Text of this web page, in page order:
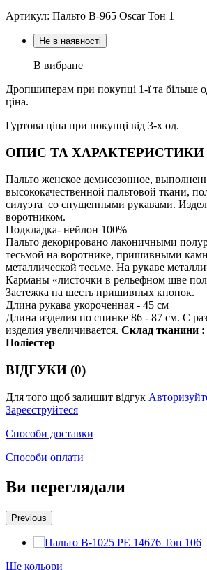
Артикул: Пальто В-965 Oscar Тон 1
Не в наявності
В вибране
Дропшиперам при покупці 1-ї та більше
ціна.
Гуртова ціна при покупці від 3-х од.
ОПИС ТА ХАРАКТЕРИСТИКИ
Пальто женское демисезонное,
высококачественной пальтовой ткани,
силуэта со спущенными рукавами.
воротником.
Подкладка- нейлон 100%
Пальто декорировано лаконичными
тесьмой на воротнике, пришивными
металлической тесьме. На рукаве
Карманы «листочки в рельефном шве
Застежка на шесть пришивных кнопок.
Длина рукава укороченная - 45 см
Длина изделия по спинке 86 - 87 см. С
изделия увеличивается. Склад тканини
Поліестер
ВІДГУКИ (0)
Для того щоб залишит відгук
Зареєструйтеся
Способи доставки
Способи оплати
Ви переглядали
Previous
Ще кольори